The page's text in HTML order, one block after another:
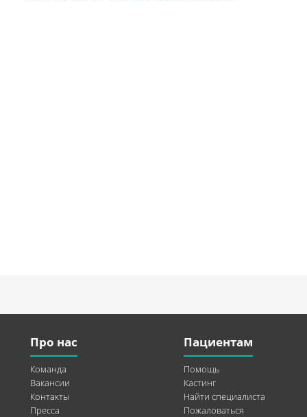
Про нас
Команда
Вакансии
Контакты
Пресса
Пациентам
Помощь
Кастинг
Найти специалиста
Пожаловаться